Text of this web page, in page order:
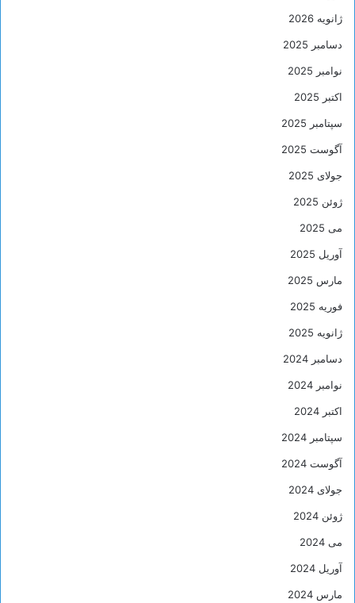
ژانویه 2026
دسامبر 2025
نوامبر 2025
اکتبر 2025
سپتامبر 2025
آگوست 2025
جولای 2025
ژوئن 2025
می 2025
آوریل 2025
مارس 2025
فوریه 2025
ژانویه 2025
دسامبر 2024
نوامبر 2024
اکتبر 2024
سپتامبر 2024
آگوست 2024
جولای 2024
ژوئن 2024
می 2024
آوریل 2024
مارس 2024